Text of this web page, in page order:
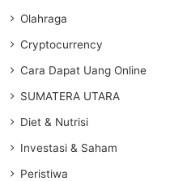
Olahraga
Cryptocurrency
Cara Dapat Uang Online
SUMATERA UTARA
Diet & Nutrisi
Investasi & Saham
Peristiwa